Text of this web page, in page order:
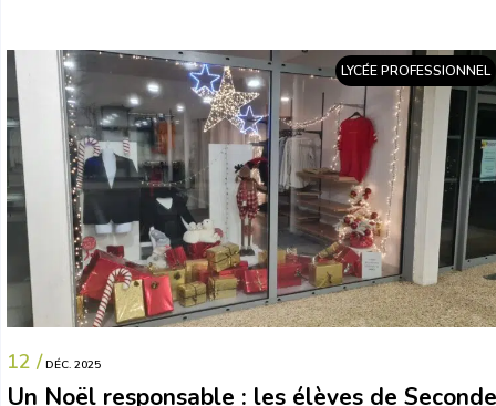
LYCÉE PROFESSIONNEL
12 / DÉC. 2025
Un Noël responsable : les élèves de Seconde